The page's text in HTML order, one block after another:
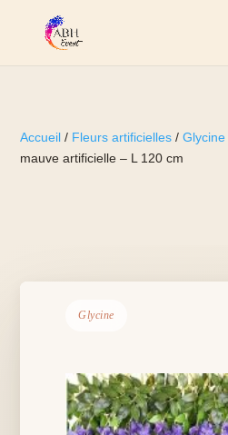
Accueil / Fleurs artificielles /Glycine
mauve artificielle – L 120 cm
Glycine